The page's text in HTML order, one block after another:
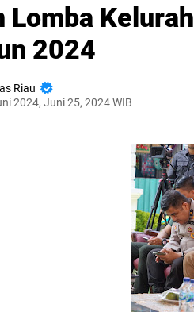
Lomba
2024
Riau
2024, Juni 25, 2024 WIB